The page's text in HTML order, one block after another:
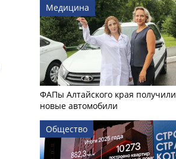
Медицина
ФАПы Алтайского края получили
новые автомобили
Общество